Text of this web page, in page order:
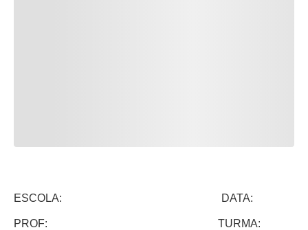
ESCOLA: DATA:
PROF: TURMA: